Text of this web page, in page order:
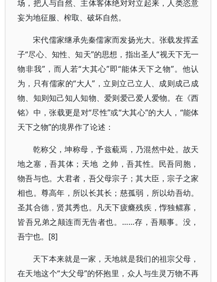
场，把人与自然、主体客体绝对对立起来，人类恣意
妄为地征服、榨取、破坏自然。
宋代儒家继承先秦儒家而发扬光大。张载发挥孟
子“尽心、知性、知天”的思想，指出圣人“视天下无一
物非我”，而人若“大其心”即“能体天下之物”。他认
为，只有儒家的“大人”，立则立己立人、成则成己成
物、知则知己知人知物、爱则爱己爱人爱物。在《西
铭》中，张载更是对“尽性”或“大其心”的大人，“能体
天下之物”的境界作了论述：
乾称父，坤称母，予兹藐焉，乃混然中处。故天
地之塞，吾其体；天地 之帅，吾其性。民吾同胞，
物吾与也。大君者，吾父母宗子；其大臣，宗子之家
相也。尊高年，所以长其长；慈孤弱，所以幼吾幼。
圣其合德，贤其秀也。凡天下疲癃残疾，惸独鳏寡，
皆吾兄弟之颠连而无告者也。……存，吾顺事。没，
吾宁也。[8]
天下本来就是一家，天地就是我们的祖宗父母，
在天地这个“大父母”的怀抱里，众人与生灵万物不再